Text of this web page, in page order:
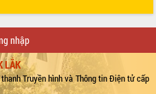
nhập
LẮK
Truyền hình và Thông tin Điện tử cấp